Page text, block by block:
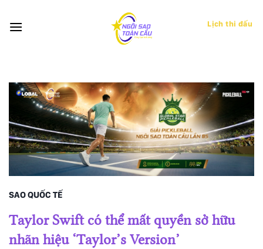
qua
Lịch thi đấu
SAO QUỐC TẾ
Taylor Swift có thể mất quyền sở hữu
nhãn hiệu ‘Taylor’s Version’